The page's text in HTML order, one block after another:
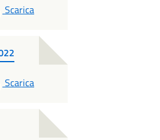
PDF
Scarica
PDF
Scarica